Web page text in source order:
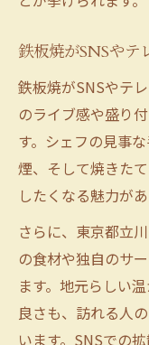
鉄板焼がSNSやテ
鉄板焼がSNSやテ
のライブ感や盛り
す。シェフの見事
煙、そして焼きた
したくなる魅力があ
さらに、東京都立
の食材や独自のサ
ます。地元らしい
良さも、訪れる人
います。SNSでの